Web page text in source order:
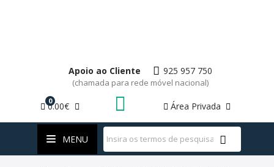
WhatsApp
Apoio ao Cliente 925 957 750
(chamada para rede móvel nacional)
Área Privada
0
0.00€
MENU